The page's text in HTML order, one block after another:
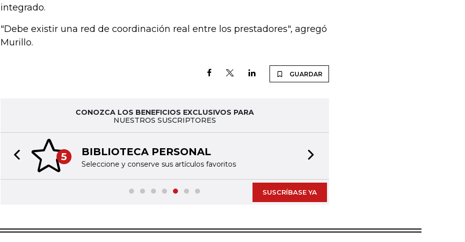
integrado.
"Debe existir una red de coordinación real entre los prestadores", agregó
Murillo.
GUARDAR
CONOZCA LOS BENEFICIOS EXCLUSIVOS PARA
NUESTROS SUSCRIPTORES
5 BIBLIOTECA PERSONAL
Seleccione y conserve sus artículos favoritos
Previous slide
SUSCRÍBASE YA